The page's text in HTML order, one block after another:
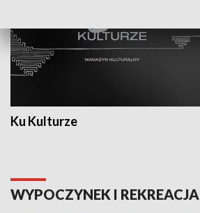
Ku Kulturze
WYPOCZYNEK I REKREACJA